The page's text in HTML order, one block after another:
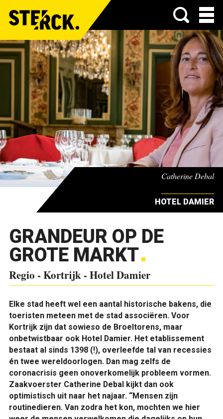
Menu
Catherine Debal
HOTEL DAMIER
GRANDEUR OP DE
GROTE MARKT
Regio - Kortrijk - Hotel Damier
Elke stad heeft wel een aantal historische bakens, die
toeristen meteen met de stad associëren. Voor
Kortrijk zijn dat sowieso de Broeltorens, maar
onbetwistbaar ook Hotel Damier. Het etablissement
bestaat al sinds 1398 (!), overleefde tal van recessies
én twee wereldoorlogen. Dan mag zelfs de
coronacrisis geen onoverkomelijk probleem vormen.
Zaakvoerster Catherine Debal kijkt dan ook
optimistisch uit naar het najaar. “Mensen zijn
routinedieren. Van zodra het kon, mochten we hier